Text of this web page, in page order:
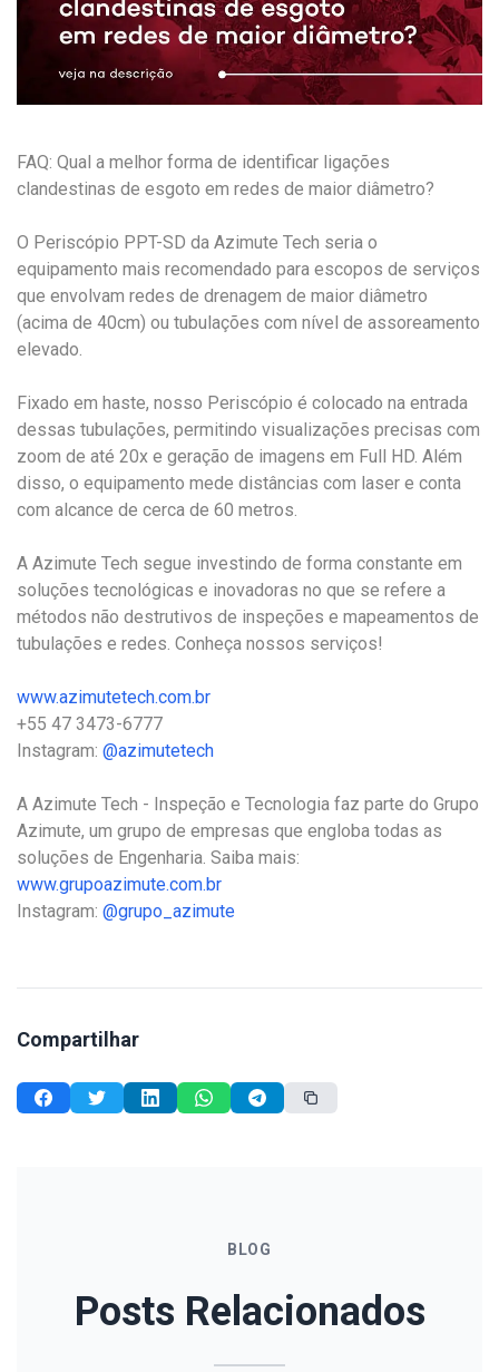
FAQ: Qual a melhor forma de identificar ligações
clandestinas de esgoto em redes de maior diâmetro?
O Periscópio PPT-SD da Azimute Tech seria o
equipamento mais recomendado para escopos de serviços
que envolvam redes de drenagem de maior diâmetro
(acima de 40cm) ou tubulações com nível de assoreamento
elevado.
Fixado em haste, nosso Periscópio é colocado na entrada
dessas tubulações, permitindo visualizações precisas com
zoom de até 20x e geração de imagens em Full HD. Além
disso, o equipamento mede distâncias com laser e conta
com alcance de cerca de 60 metros.
A Azimute Tech segue investindo de forma constante em
soluções tecnológicas e inovadoras no que se refere a
métodos não destrutivos de inspeções e mapeamentos de
tubulações e redes. Conheça nossos serviços!
www.azimutetech.com.br
+55 47 3473-6777
Instagram: @azimutetech
A Azimute Tech - Inspeção e Tecnologia faz parte do Grupo
Azimute, um grupo de empresas que engloba todas as
soluções de Engenharia. Saiba mais:
www.grupoazimute.com.br
Instagram: @grupo_azimute
Compartilhar
BLOG
Posts Relacionados